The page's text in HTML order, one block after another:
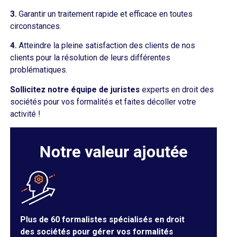
3. Garantir un traitement rapide et efficace en toutes
circonstances.
4. Atteindre la pleine satisfaction des clients de nos
clients pour la résolution de leurs différentes
problématiques.
Sollicitez notre équipe de juristes experts en droit des
sociétés pour vos formalités et faites décoller votre
activité !
Notre valeur ajoutée
Plus de 60 formalistes spécialisés en droit
des sociétés pour gérer vos formalités